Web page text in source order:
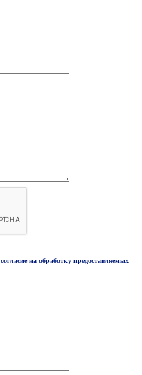
согласие на обработку предоставляемых